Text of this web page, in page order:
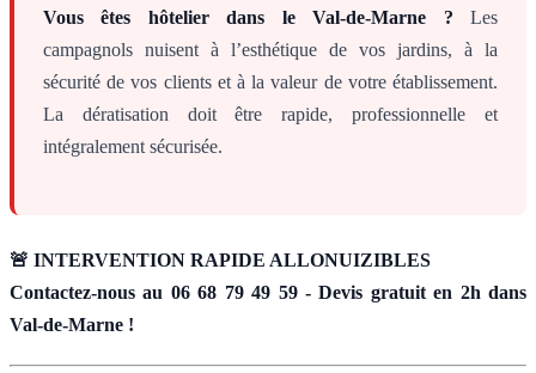
Vous êtes hôtelier dans le Val-de-Marne ? Les
campagnols nuisent à l’esthétique de vos jardins, à la
sécurité de vos clients et à la valeur de votre établissement.
La dératisation doit être rapide, professionnelle et
intégralement sécurisée.
🚨 INTERVENTION RAPIDE ALLONUIZIBLES
Contactez-nous au 06 68 79 49 59 - Devis gratuit en 2h dans
Val-de-Marne !